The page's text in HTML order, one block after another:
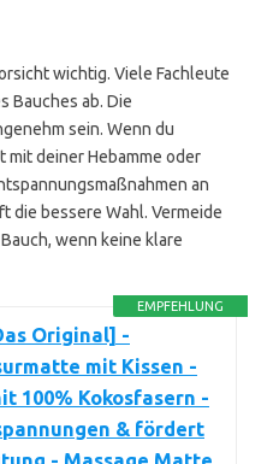
wichtig. Viele Fachleute
Bauches ab. Die
sein. Wenn du
deiner Hebamme oder
an
die bessere Wahl. Vermeide
wenn keine klare
EMPFEHLUNG
Original] -
mit Kissen -
100% Kokosfasern -
& fördert